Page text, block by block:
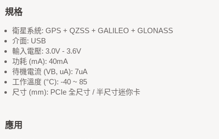
規格
衛星系統: GPS + QZSS + GALILEO + GLONASS
介面: USB
輸入電壓: 3.0V - 3.6V
功耗 (mA): 40mA
待機電流 (VB, uA): 7uA
工作溫度 (°C): -40 ~ 85
尺寸 (mm): PCIe 全尺寸 / 半尺寸迷你卡
應用